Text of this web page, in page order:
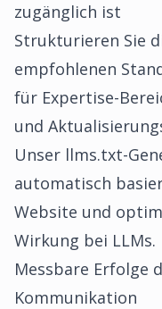
zugänglich ist
Strukturieren Sie
empfohlenen
für Expertise-
und
Unser llms.txt-
automatisch
Website und
Wirkung bei LLMs.
Messbare Erfolge
Kommunikation